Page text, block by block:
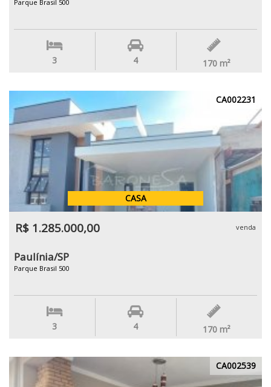
Parque Brasil 500
3 4 170 m²
CA002231
CASA
R$ 1.285.000,00 venda
Paulínia/SP
Parque Brasil 500
3 4 170 m²
CA002539